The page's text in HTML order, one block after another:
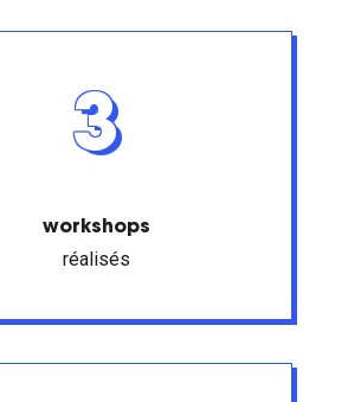
3
workshops
réalisés